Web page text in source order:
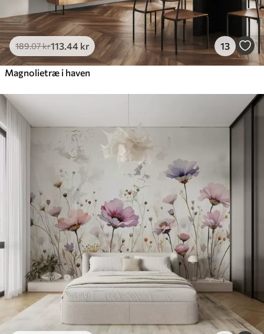
189.07kr113 .44 kr 13
Magnolietræ i haven